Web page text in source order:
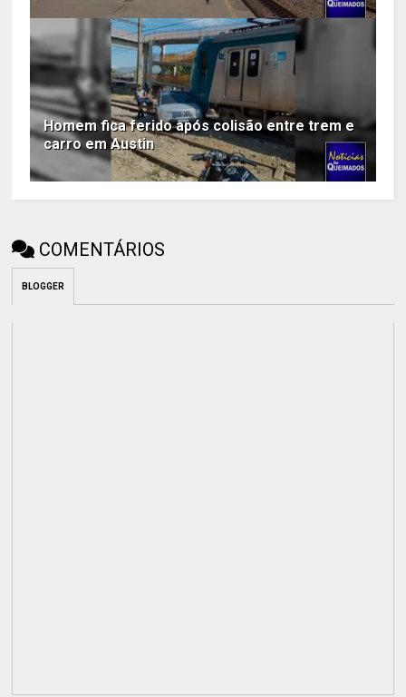
Homem fica ferido após colisão entre trem e
carro em Austin
COMENTÁRIOS
BLOGGER